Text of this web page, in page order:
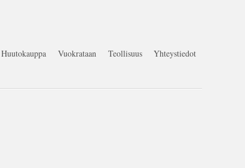
Huutokauppa Vuokrataan Teollisuus Yhteystiedot